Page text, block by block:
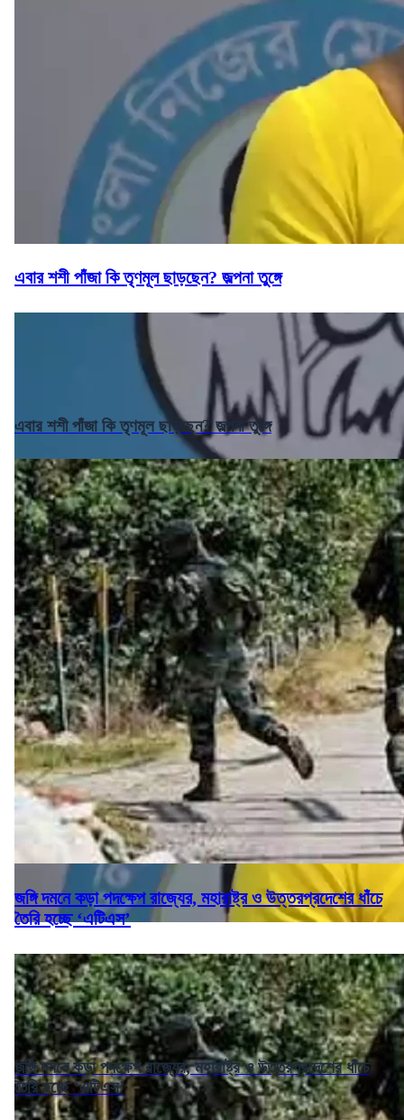
এবার শশী পাঁজা কি তৃণমূল ছাড়ছেন? জল্পনা তুঙ্গে
এবার শশী পাঁজা কি তৃণমূল ছাড়ছেন? জল্পনা তুঙ্গে
জঙ্গি দমনে কড়া পদক্ষেপ রাজ্যের, মহারাষ্ট্র ও উত্তরপ্রদেশের ধাঁচে
তৈরি হচ্ছে ‘এটিএস’
জঙ্গি দমনে কড়া পদক্ষেপ রাজ্যের, মহারাষ্ট্র ও উত্তরপ্রদেশের ধাঁচে
তৈরি হচ্ছে ‘এটিএস’